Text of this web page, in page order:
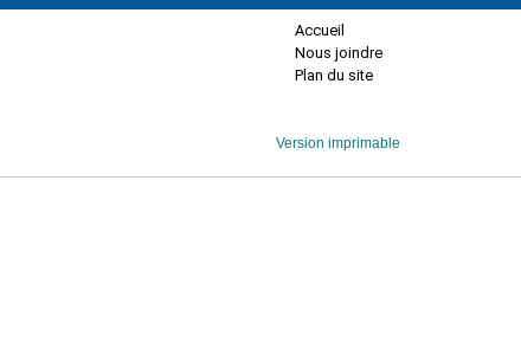
Accueil
Nous joindre
Plan du site
Version imprimable